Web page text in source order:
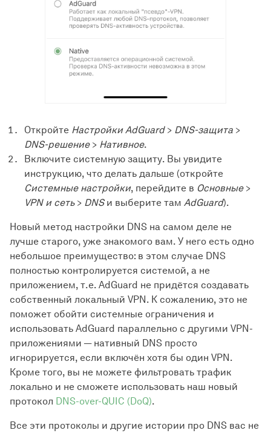
Откройте Настройки AdGuard> DNS-защита >
DNS-решение> Нативное.
Включите системную защиту. Вы увидите
инструкцию, что делать дальше (откройте
Системные настройки, перейдите в Основные>
VPN и сеть> DNSи выберите там AdGuard).
Новый метод настройки DNS на самом деле не
лучше старого, уже знакомого вам. У него есть одно
небольшое преимущество: в этом случае DNS
полностью контролируется системой, а не
приложением, т.е. AdGuard не придётся создавать
собственный локальный VPN. К сожалению, это не
поможет обойти системные ограничения и
использовать AdGuard параллельно с другими VPN-
приложениями — нативный DNS просто
игнорируется, если включён хотя бы один VPN.
Кроме того, вы не можете фильтровать трафик
локально и не сможете использовать наш новый
протокол DNS-over-QUIC (DoQ).
Все эти протоколы и другие истории про DNS вас не